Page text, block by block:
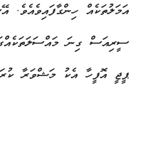
އަމަލުތަކެއް
ސީރިއަސް ގިނަ
ޕީޖީ އޮފީހާ އެކު މަޝްވަރާ